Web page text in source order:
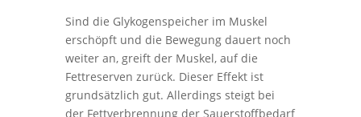
Sind die Glykogenspeicher im Muskel
erschöpft und die Bewegung dauert noch
weiter an, greift der Muskel, auf die
Fettreserven zurück. Dieser Effekt ist
grundsätzlich gut. Allerdings steigt bei
der Fettverbrennung der Sauerstoffbedarf